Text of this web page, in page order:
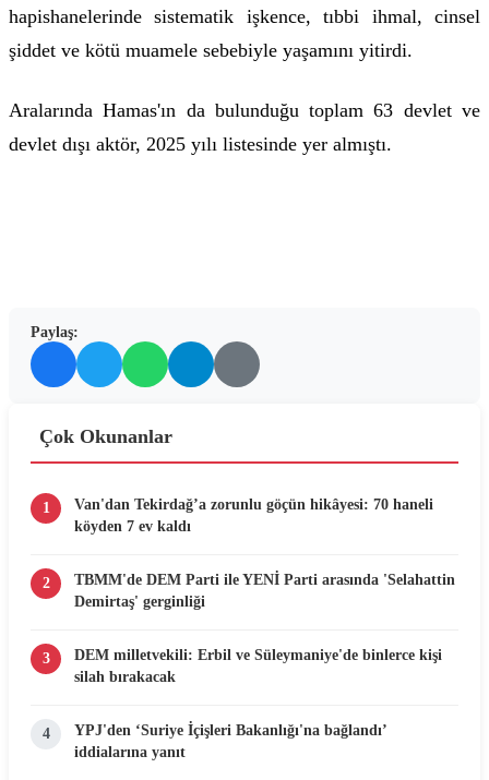
hapishanelerinde sistematik işkence, tıbbi ihmal, cinsel
şiddet ve kötü muamele sebebiyle yaşamını yitirdi.
Aralarında Hamas'ın da bulunduğu toplam 63 devlet ve
devlet dışı aktör, 2025 yılı listesinde yer almıştı.
Paylaş:
Çok Okunanlar
1
Van'dan Tekirdağ’a zorunlu göçün hikâyesi: 70 haneli
köyden 7 ev kaldı
2
TBMM'de DEM Parti ile YENİ Parti arasında 'Selahattin
Demirtaş' gerginliği
3
DEM milletvekili: Erbil ve Süleymaniye'de binlerce kişi
silah bırakacak
4
YPJ'den ‘Suriye İçişleri Bakanlığı'na bağlandı’
iddialarına yanıt